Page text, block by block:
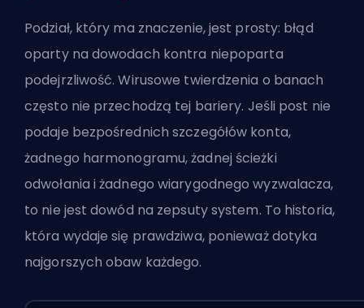
Podział, który ma znaczenie, jest prosty: błąd
oparty na dowodach kontra niepoparta
podejrzliwość. Wirusowe twierdzenia o banach
często nie przechodzą tej bariery. Jeśli post nie
podaje bezpośrednich szczegółów konta,
żadnego harmonogramu, żadnej ścieżki
odwołania i żadnego wiarygodnego wyzwalacza,
to nie jest dowód na zepsuty system. To historia,
która wydaje się prawdziwa, ponieważ dotyka
najgorszych obaw każdego.